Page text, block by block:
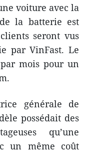
voiture avec la
la batterie est
seront vus
par VinFast. Le
mois pour un
générale de
possédait des
qu’une
un même coût